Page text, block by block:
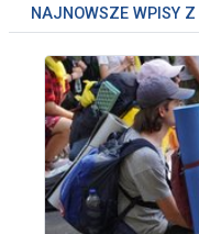
NAJNOWSZE WPISY Z